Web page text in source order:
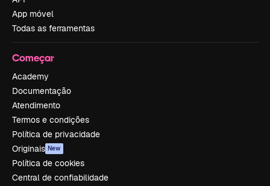
App móvel
Todas as ferramentas
Começar
Academy
Documentação
Atendimento
Termos e condições
Política de privacidade
Originais New
Política de cookies
Central de confiabilidade